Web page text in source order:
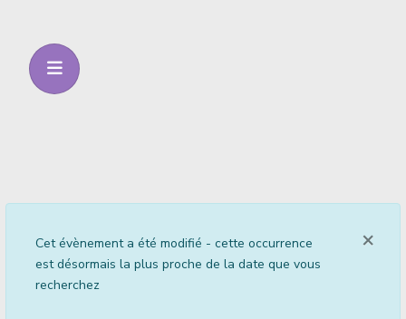
×
info
Cet évènement a été modifié - cette occurrence
est désormais la plus proche de la date que vous
recherchez